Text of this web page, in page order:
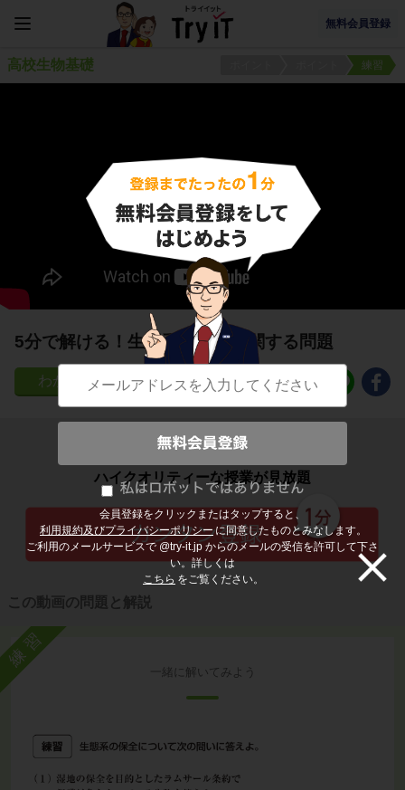
無料会員登録
会員登録をクリックまたはタップすると、
利用規約及びプライバシーポリシー に同意したものとみなします。
ご利用のメールサービスで @try-it.jp からのメールの受信を許可して下さ
い。詳しくは
こちら をご覧ください。
高校生物基礎 練習
5分で解ける！生態系の保全に関する問題
12
子どもの勉強から大人の学び直しまで
ハイクオリティーな授業が見放題
この動画の問題と解説
練習
一緒に解いてみよう